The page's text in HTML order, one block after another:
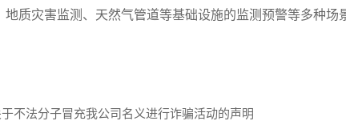
地质灾害监测、天然气管道等基础设施的监测预警等多种
不法分子冒充我公司名义进行诈骗活动的声明